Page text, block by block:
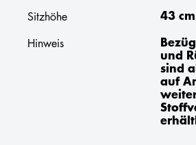
Sitzhöhe 43 cm
Hinweis
und
sind
auf